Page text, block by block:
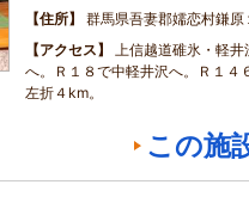
住所
群馬県吾妻郡嬬恋村鎌原
アクセス
上信越道碓氷・軽
へ。Ｒ１８で中軽井沢へ。Ｒ１４
左折４km。
この施